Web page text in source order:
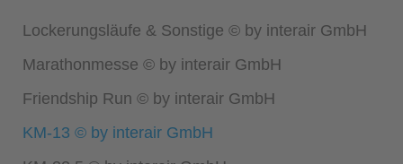
Lockerungsläufe & Sonstige © by interair GmbH
Marathonmesse © by interair GmbH
Friendship Run © by interair GmbH
KM-13 © by interair GmbH